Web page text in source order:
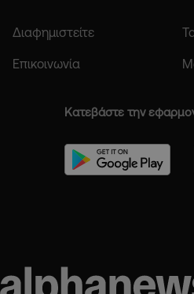
Διαφημιστείτε
Επικοινωνία
Κατεβάστε την